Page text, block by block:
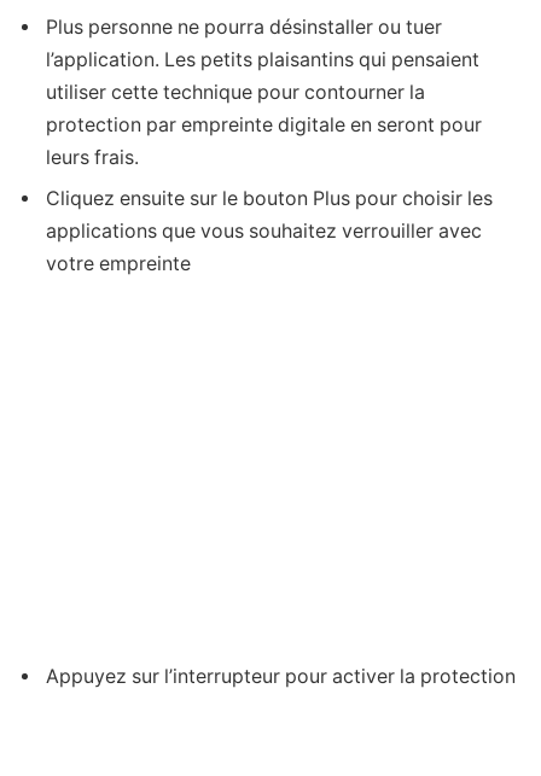
Plus personne ne pourra désinstaller ou tuer
l’application. Les petits plaisantins qui pensaient
utiliser cette technique pour contourner la
protection par empreinte digitale en seront pour
leurs frais.
Cliquez ensuite sur le bouton Plus pour choisir les
applications que vous souhaitez verrouiller avec
votre empreinte
Appuyez sur l’interrupteur pour activer la protection